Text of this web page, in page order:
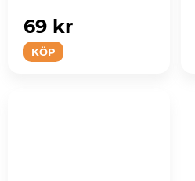
KÖP
69 kr